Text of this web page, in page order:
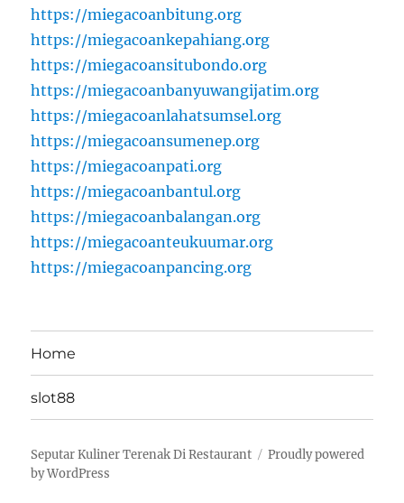
https://miegacoanbitung.org
https://miegacoankepahiang.org
https://miegacoansitubondo.org
https://miegacoanbanyuwangijatim.org
https://miegacoanlahatsumsel.org
https://miegacoansumenep.org
https://miegacoanpati.org
https://miegacoanbantul.org
https://miegacoanbalangan.org
https://miegacoanteukuumar.org
https://miegacoanpancing.org
Home
slot88
Seputar Kuliner Terenak Di Restaurant
Proudly powered
by WordPress